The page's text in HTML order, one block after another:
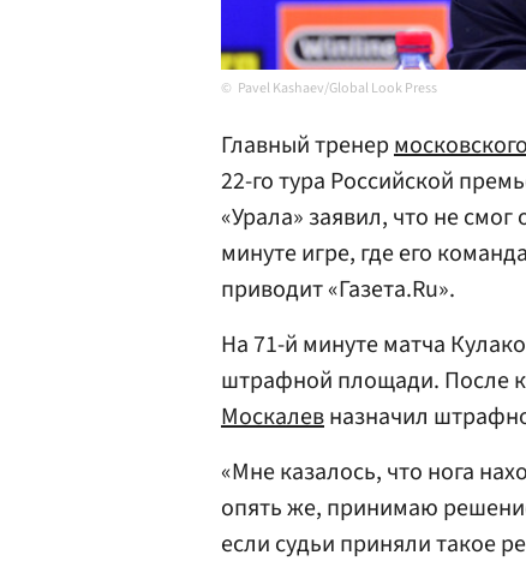
Pavel Kashaev/Global Look Press
Главный тренер
22-го тура Российской
«Урала» заявил, что не
минуте игре, где его
приводит «Газета.Ru».
На 71-й минуте матча
штрафной площади. После
Москалевназначил
«Мне казалось, что нога
опять же, принимаю
если судьи приняли такое